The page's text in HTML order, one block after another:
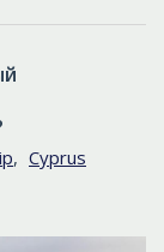
, Cyprus